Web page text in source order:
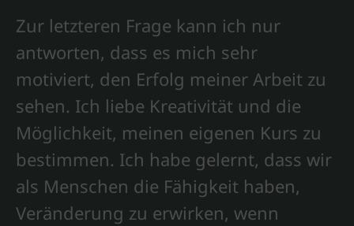
Zur letzteren Frage kann ich nur
antworten, dass es mich sehr
motiviert, den Erfolg meiner Arbeit zu
sehen. Ich liebe Kreativität und die
Möglichkeit, meinen eigenen Kurs zu
bestimmen. Ich habe gelernt, dass wir
als Menschen die Fähigkeit haben,
Veränderung zu erwirken, wenn